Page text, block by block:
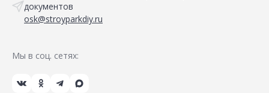
документов
osk@stroyparkdiy.ru
Мы в соц. сетях: